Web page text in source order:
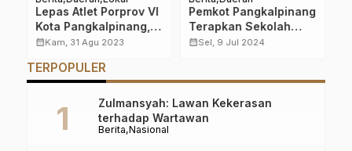
Lepas Atlet Porprov VI
Kota Pangkalpinang,
Molen : Luruskan Niat
calendar_monthKam, 31 Agu 2023
Pemkot Pangkalpinang
Terapkan Sekolah
Lima Hari, Berikut
calendar_monthSel, 9 Jul 2024
TERPOPULER
Berita Nasional
Zulmansyah: Lawan Kekerasan
terhadap Wartawan